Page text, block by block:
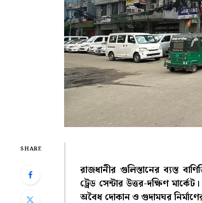
SHARE
রাজধানীর গুলিস্তানের ব্যস্ত
ট্রেড সেন্টার উত্তর-দক্ষিণ
অবৈধ দোকান ও গুদামঘর